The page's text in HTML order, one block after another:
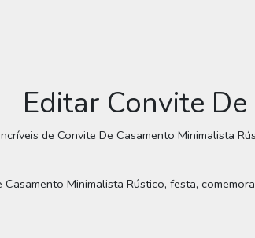
Editar Convite
de Convite De Casamento Minimalista
Casamento Minimalista Rústico, festa,